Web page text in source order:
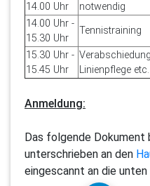
14.00 Uhr
notwendig
14.00 Uhr -
15.30 Uhr
Tennistraining
15.30 Uhr -
15.45 Uhr
Linienpflege etc.
Anmeldung:
Das folgende
unterschrieben an den
eingescannt an die